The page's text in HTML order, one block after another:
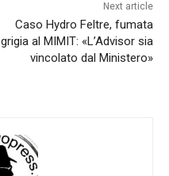
Next article
Caso Hydro Feltre, fumata
grigia al MIMIT: «L’Advisor sia
vincolato dal Ministero»